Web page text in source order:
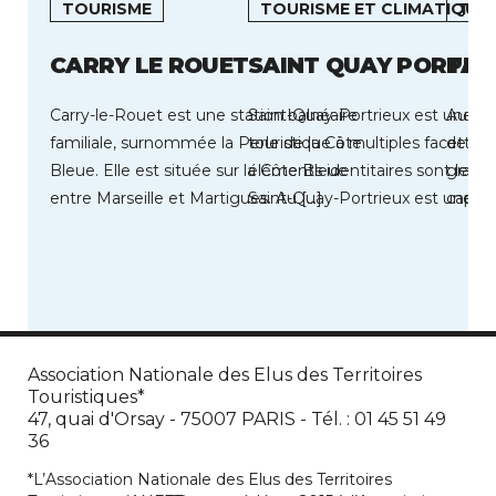
TOURISME
CARRY LE ROUET
Carry-le-Rouet est une station balnéaire
familiale, surnommée la Perle de la Côte
Bleue. Elle est située sur la Côte Bleue
entre Marseille et Martigues. Au […]
TOURISME ET CLIMATIQUE
SAINT QUAY
Saint-Quay-Portrieux est une
touristique à multiples facettes
éléments identitaires sont les
Saint-Quay-Portrieux est une
Au
de
Association Nationale des Elus des Territoires
Touristiques*
47, quai d'Orsay - 75007 PARIS - Tél. : 01 45 51 49
36
*L’Association Nationale des Elus des Territoires